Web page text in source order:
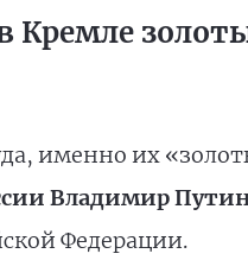
Кремле
именно их
Владимир
Федерации.